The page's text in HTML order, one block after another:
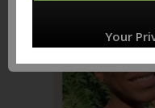
Your